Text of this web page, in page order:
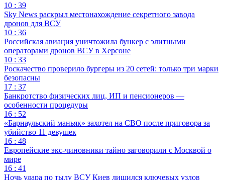
10 : 39
Sky News раскрыл местонахождение секретного завода
дронов для ВСУ
10 : 36
Российская авиация уничтожила бункер с элитными
операторами дронов ВСУ в Херсоне
10 : 33
Роскачество проверило бургеры из 20 сетей: только три марки
безопасны
17 : 37
Банкротство физических лиц, ИП и пенсионеров —
особенности процедуры
16 : 52
«Барнаульский маньяк» захотел на СВО после приговора за
убийство 11 девушек
16 : 48
Европейские экс-чиновники тайно заговорили с Москвой о
мире
16 : 41
Ночь удара по тылу ВСУ Киев лишился ключевых узлов